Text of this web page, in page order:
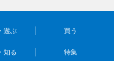
遊ぶ 買う
知る 特集